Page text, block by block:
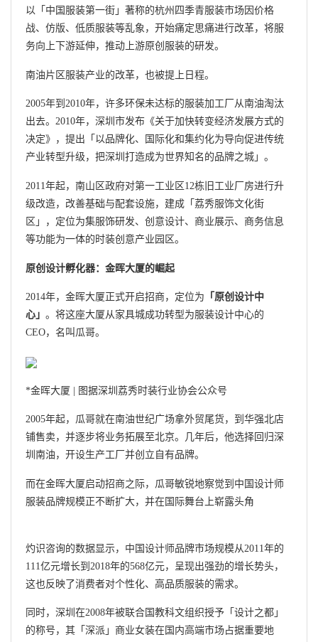
以「中国服装第一街」著称的杭州四季青服装市场因价格
战、仿版、低质服装等乱象，开始痛定思痛进行改革，将服
务向上下游延伸，推动上游原创服装的研发。
南油片区服装产业的改革，也被提上日程。
2005年到2010年，许多环保未达标的服装加工厂从南油淘汰
出去。2010年，深圳市发布《关于加快转变经济发展方式的
决定》，提出「以品牌化、国际化和集约化为导向促进传统
产业转型升级，把深圳打造成为世界知名的品牌之城」。
2011年起，南山区政府对第一工业区12栋旧工业厂房进行升
级改造，改善基础与配套设施，建成「荔秀服饰文化街
区」，定位为集服饰研发、创意设计、商业展示、商务信息
等功能为一体的时装创意产业园区。
原创设计孵化器：金晖大厦的崛起
2014年，金晖大厦正式开启招商，定位为 「原创设计中
心」 。将这座大厦从家具城成功转型为服装设计中心的
CEO，名叫瓜哥。
*金晖大厦 | 图据深圳荔秀时装行业协会公众号
2005年起，瓜哥就在南油世纪广场拿外贸尾货，到华强北店
铺售卖，并逐步将业务拓展至北京。几年后，他选择回归深
圳南油，开设生产工厂并创立自有品牌。
而在金晖大厦启动招商之际，瓜哥敏锐地察觉到中国设计师
服装品牌规模正不断扩大，并在国际舞台上崭露头角
灼识咨询的数据显示，中国设计师品牌市场规模从2011年的
111亿元增长到2018年的568亿元，呈现出强劲的增长势头，
这也反映了消费者对个性化、高品质服装的需求。
同时，深圳在2008年被联合国教科文组织授予「设计之都」
的称号，其「深派」商业女装在国内高端市场占据重要地